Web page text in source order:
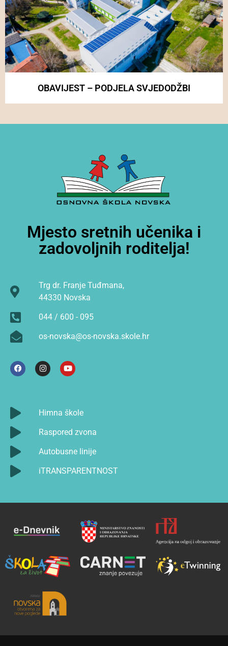
OBAVIJEST – PODJELA SVJEDODŽBI
Mjesto sretnih učenika i
zadovoljnih roditelja!
Trg dr. Franje Tuđmana,
44330 Novska
044 / 600 - 095
os-novska@os-novska.skole.hr
Himna škole
Raspored zvona
Autobusne linije
iTRANSPARENTNOST